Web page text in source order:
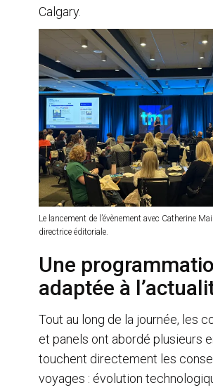
Calgary.
Le lancement de l’évènement avec Catherine
directrice éditoriale.
Une
adaptée à
Tout au long de la journée, les
et panels ont abordé plusieurs
touchent directement les
voyages : évolution